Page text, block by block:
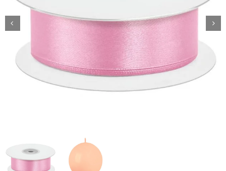
Доставка
О нас
Политика конфиденциальности